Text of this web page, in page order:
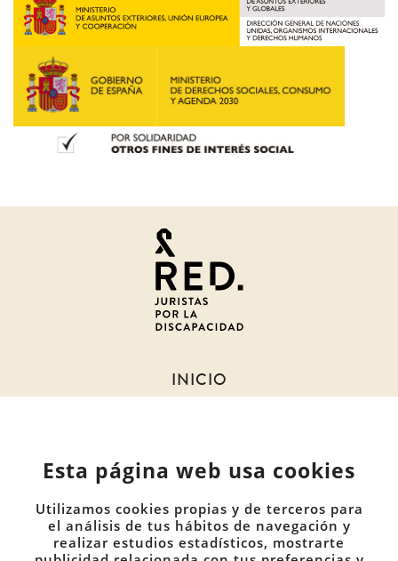
discapacidad
INICIO
SOBRE NOSOTROS
MIEMBROS
DOCUMENTOS
COMUNIDADES
Esta página web usa cookies
Utilizamos cookies propias y de terceros para
el análisis de tus hábitos de navegación y
realizar estudios estadísticos, mostrarte